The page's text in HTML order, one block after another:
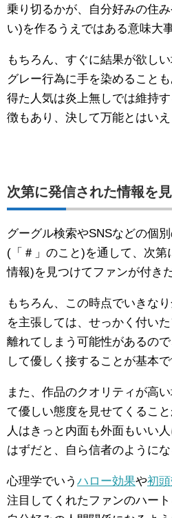
乗り切るかが、自分好みの住
い)を作るうえではある意味大
もちろん、すぐに結果が欲し
グレー行為に手を染めること
得た人気は炎上無しでは維持
徴もあり、決して万能とはいえ
次第に発信された情報を
グーグル検索やSNSなどの個
(「＃」のこと)を通して、次第
情報)を見つけてファンが付き
もちろん、この時点でいきな
を主張しては、せっかく付い
離れてしまう可能性があるの
して優しく接することが基本で
また、作品のクオリティが高
て優しい態度を見せてくるこ
人はきっと内面も外面もいい
はずだと、自ら信者のようにな
心理学でいう ハロー効果や初
注目してくれたファンのハー